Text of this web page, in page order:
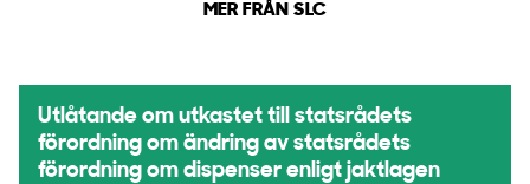
MER FRÅN SLC
Utlåtande om utkastet till statsrådets
förordning om ändring av statsrådets
förordning om dispenser enligt jaktlagen